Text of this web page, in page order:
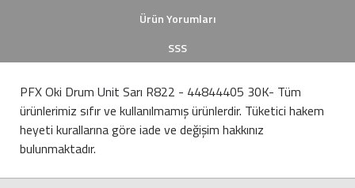
Ürün Yorumları
SSS
PFX Oki Drum Unit Sarı R822 - 44844405 30K- Tüm
ürünlerimiz sıfır ve kullanılmamış ürünlerdir. Tüketici hakem
heyeti kurallarına göre iade ve değişim hakkınız
bulunmaktadır.